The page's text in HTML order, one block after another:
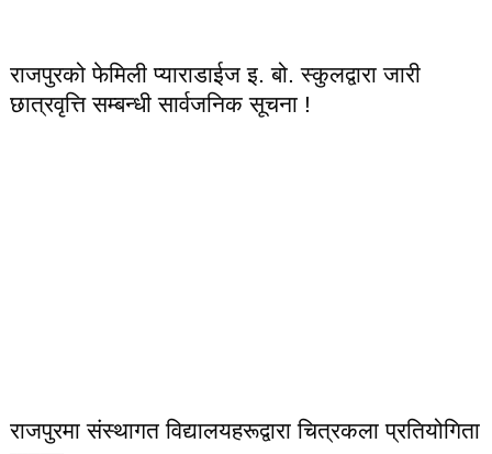
राजपुरको फेमिली प्याराडाईज इ. बो. स्कुलद्वारा जारी
छात्रवृत्ति सम्बन्धी सार्वजनिक सूचना !
राजपुरमा संस्थागत विद्यालयहरूद्वारा चित्रकला प्रतियोगिता